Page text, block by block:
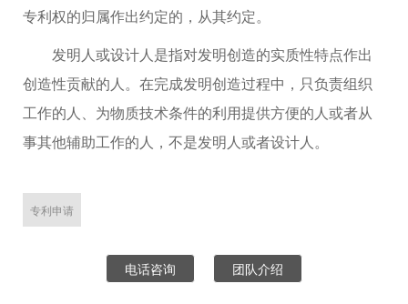
专利权的归属作出约定的，从其约定。
发明人或设计人是指对发明创造的实质性特点作出
创造性贡献的人。在完成发明创造过程中，只负责组织
工作的人、为物质技术条件的利用提供方便的人或者从
事其他辅助工作的人，不是发明人或者设计人。
专利申请
电话咨询 团队介绍